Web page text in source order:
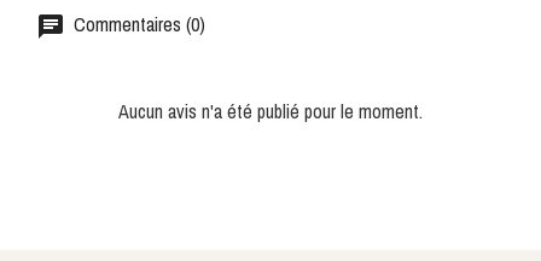
Commentaires (0)
Aucun avis n'a été publié pour le moment.